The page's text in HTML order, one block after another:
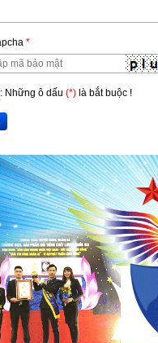
*
Những ô dấu (*) là bắt buộc !